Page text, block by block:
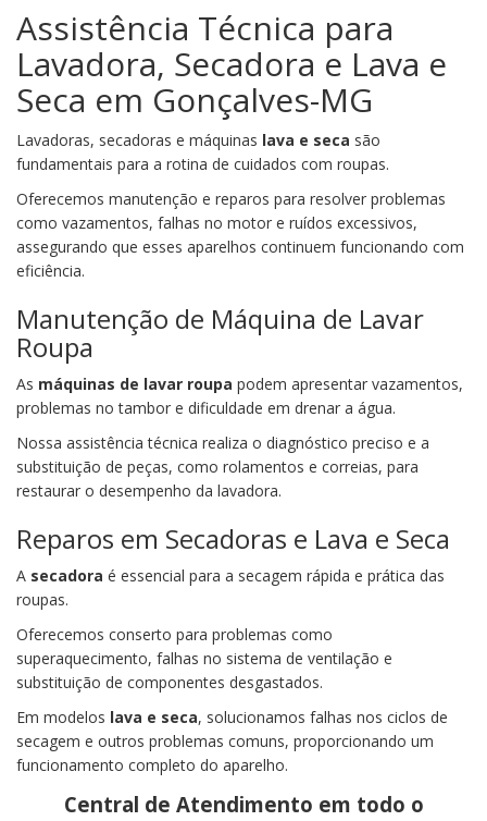
Assistência Técnica para
Lavadora, Secadora e Lava e
Seca em Gonçalves-MG
Lavadoras, secadoras e máquinas lava e seca são
fundamentais para a rotina de cuidados com roupas.
Oferecemos manutenção e reparos para resolver problemas
como vazamentos, falhas no motor e ruídos excessivos,
assegurando que esses aparelhos continuem funcionando com
eficiência.
Manutenção de Máquina de Lavar
Roupa
As máquinas de lavar roupa podem apresentar vazamentos,
problemas no tambor e dificuldade em drenar a água.
Nossa assistência técnica realiza o diagnóstico preciso e a
substituição de peças, como rolamentos e correias, para
restaurar o desempenho da lavadora.
Reparos em Secadoras e Lava e Seca
A secadora é essencial para a secagem rápida e prática das
roupas.
Oferecemos conserto para problemas como
superaquecimento, falhas no sistema de ventilação e
substituição de componentes desgastados.
Em modelos lava e seca, solucionamos falhas nos ciclos de
secagem e outros problemas comuns, proporcionando um
funcionamento completo do aparelho.
Central de Atendimento em todo o